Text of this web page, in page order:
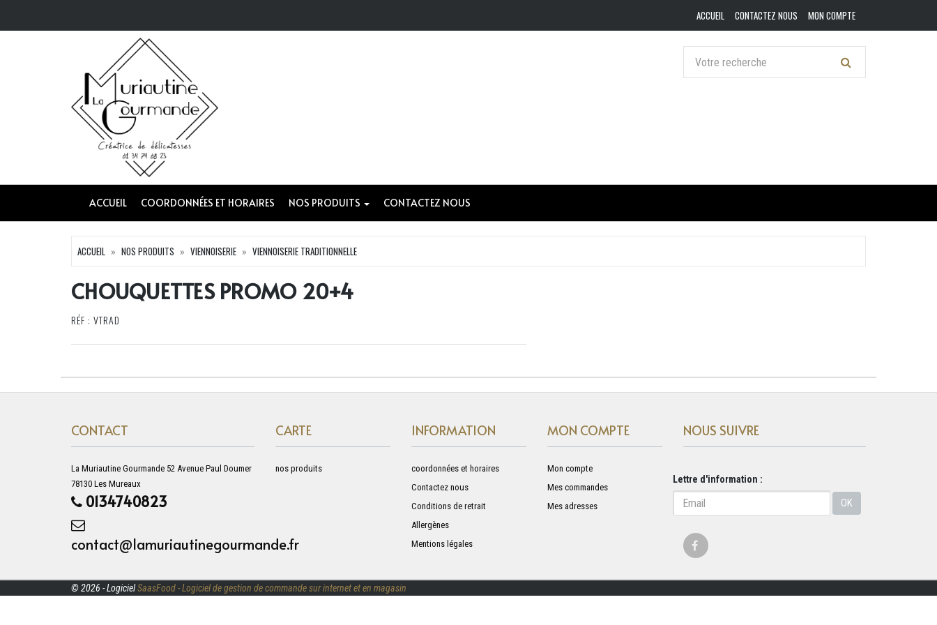
ACCUEIL CONTACTEZ NOUS MON COMPTE
ACCUEIL COORDONNÉES ET HORAIRES NOS PRODUITS CONTACTEZ NOUS
ACCUEIL NOS PRODUITS VIENNOISERIE VIENNOISERIE TRADITIONNELLE
CHOUQUETTES PROMO 20+4
RÉF : VTRAD
CONTACT
La Muriautine Gourmande 52 Avenue Paul Doumer
78130 Les Mureaux
0134740823
contact@lamuriautinegourmande.fr
CARTE
nos produits
INFORMATION
coordonnées et horaires
Contactez nous
Conditions de retrait
Allergènes
Mentions légales
MON COMPTE
Mon compte
Mes commandes
Mes adresses
NOUS SUIVRE
Lettre d'information :
OK
© 2026 - LogicielSaasFood - Logiciel de gestion de commande sur internet et en magasin